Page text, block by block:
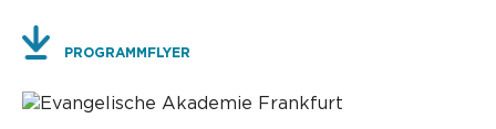
PROGRAMMFLYER